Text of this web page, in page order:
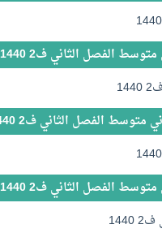
الفصل الثاني ف2 1440
الفصل الثاني ف2 1440
الفصل الثاني ف2 1440